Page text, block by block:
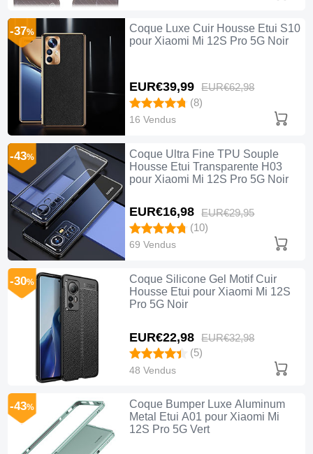
Coque Luxe Cuir Housse Etui S10
pour Xiaomi Mi 12S Pro 5G Noir
EUR€39,99 EUR€62,98
-37%
(8)
16 Vendus
Coque Ultra Fine TPU Souple
Housse Etui Transparente H03
pour Xiaomi Mi 12S Pro 5G Noir
EUR€16,98 EUR€29,95
-43%
(10)
69 Vendus
Coque Silicone Gel Motif Cuir
Housse Etui pour Xiaomi Mi 12S
Pro 5G Noir
EUR€22,98 EUR€32,98
-30%
(5)
48 Vendus
Coque Bumper Luxe Aluminum
Metal Etui A01 pour Xiaomi Mi
12S Pro 5G Vert
-43%